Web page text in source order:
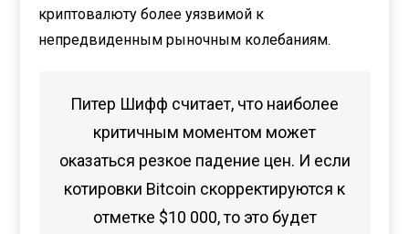
криптовалюту более уязвимой к
непредвиденным рыночным колебаниям.
Питер Шифф считает, что наиболее
критичным моментом может
оказаться резкое падение цен. И если
котировки Bitcoin скорректируются к
отметке $10 000, то это будет